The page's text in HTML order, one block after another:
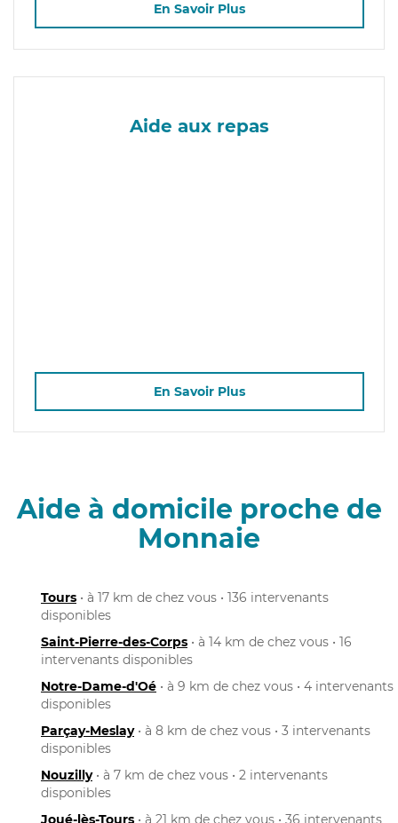
En Savoir Plus
Aide aux repas
En Savoir Plus
Aide à domicile proche de
Monnaie
Tours • à 17 km de chez vous • 136 intervenants
disponibles
Saint-Pierre-des-Corps • à 14 km de chez vous • 16
intervenants disponibles
Notre-Dame-d'Oé • à 9 km de chez vous • 4 intervenants
disponibles
Parçay-Meslay• à 8 km de chez vous • 3 intervenants
disponibles
Nouzilly• à 7 km de chez vous • 2 intervenants
disponibles
Joué-lès-Tours • à 21 km de chez vous • 36 intervenants